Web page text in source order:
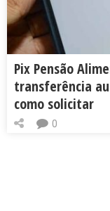
Pix Pensão
transferência
como solicitar
0